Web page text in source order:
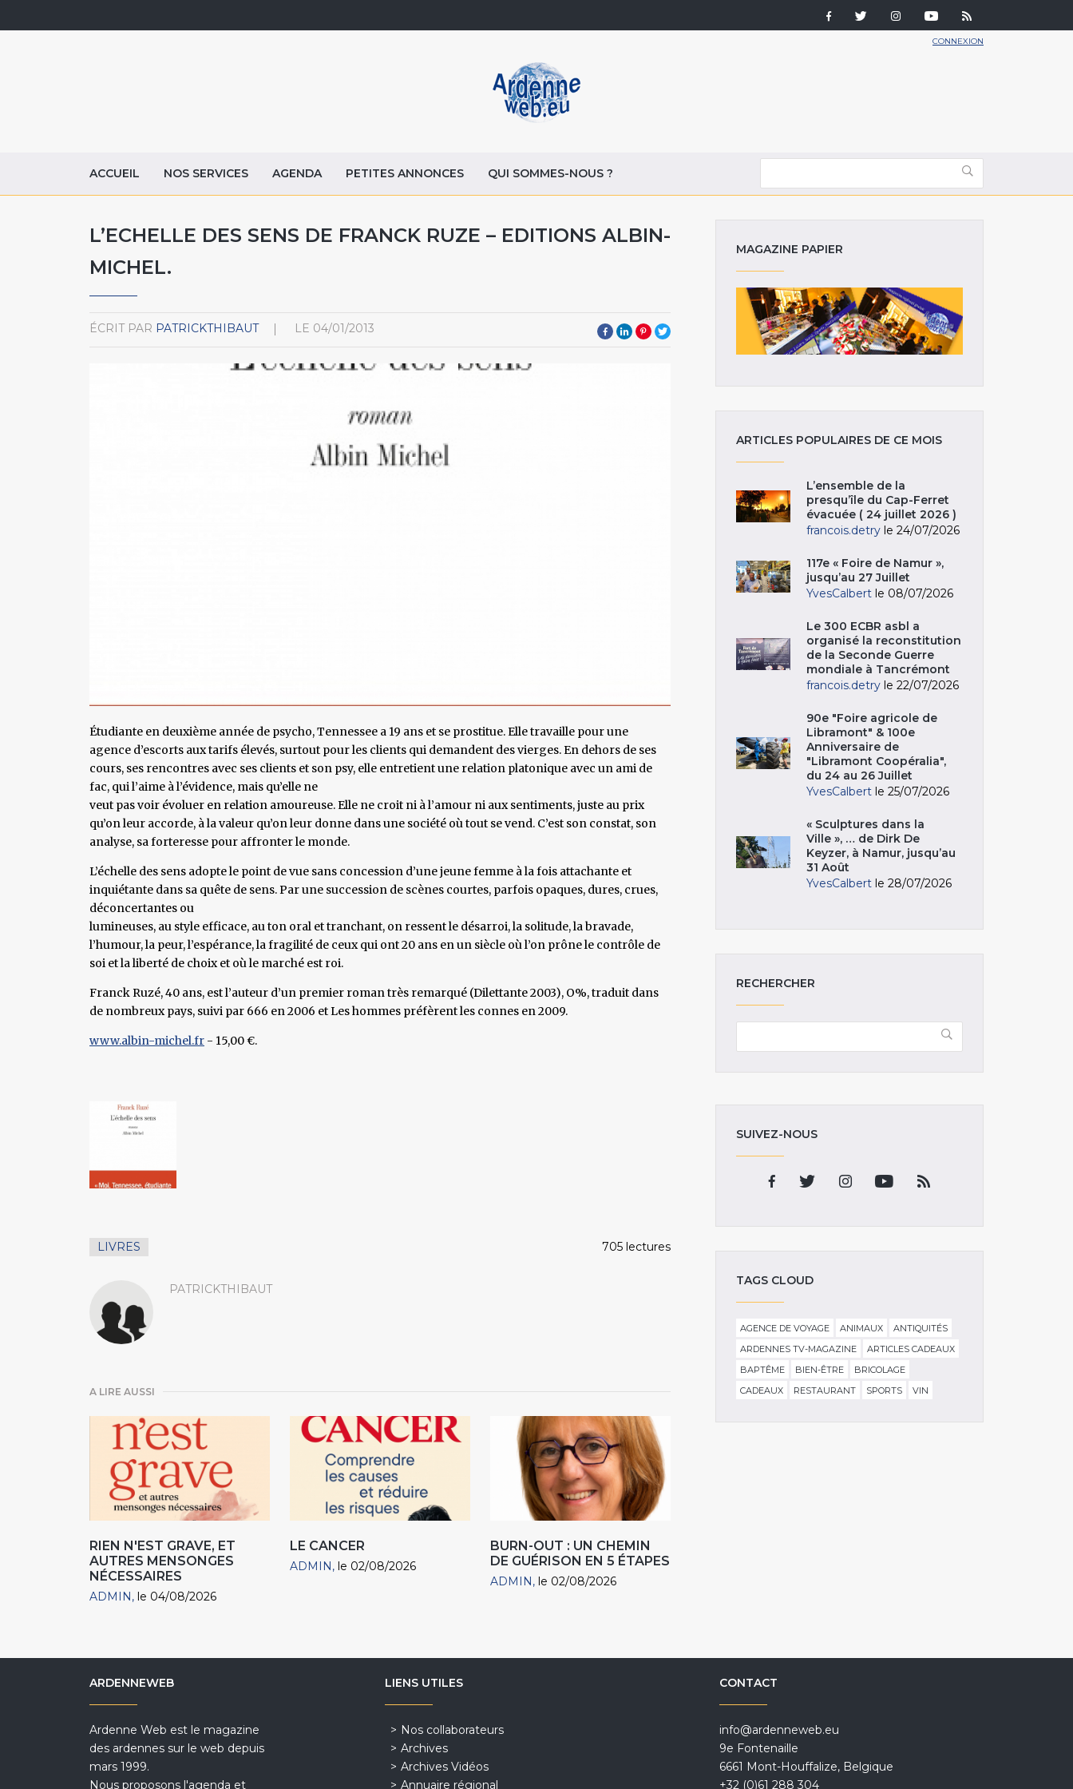
CONNEXION
ACCUEIL NOS SERVICES AGENDA PETITES ANNONCES QUI SOMMES-NOUS ?
L’ECHELLE DES SENS DE FRANCK RUZE – EDITIONS ALBIN-
MICHEL.
ÉCRIT PAR PATRICKTHIBAUT LE 04/01/2013
Étudiante en deuxième année de psycho, Tennessee a 19 ans et se prostitue. Elle travaille pour une
agence d’escorts aux tarifs élevés, surtout pour les clients qui demandent des vierges. En dehors de ses
cours, ses rencontres avec ses clients et son psy, elle entretient une relation platonique avec un ami de
fac, qui l’aime à l’évidence, mais qu’elle ne
veut pas voir évoluer en relation amoureuse. Elle ne croit ni à l’amour ni aux sentiments, juste au prix
qu’on leur accorde, à la valeur qu’on leur donne dans une société où tout se vend. C’est son constat, son
analyse, sa forteresse pour affronter le monde.
L’échelle des sens adopte le point de vue sans concession d’une jeune femme à la fois attachante et
inquiétante dans sa quête de sens. Par une succession de scènes courtes, parfois opaques, dures, crues,
déconcertantes ou
lumineuses, au style efficace, au ton oral et tranchant, on ressent le désarroi, la solitude, la bravade,
l’humour, la peur, l’espérance, la fragilité de ceux qui ont 20 ans en un siècle où l’on prône le contrôle de
soi et la liberté de choix et où le marché est roi.
Franck Ruzé, 40 ans, est l’auteur d’un premier roman très remarqué (Dilettante 2003), O%, traduit dans
de nombreux pays, suivi par 666 en 2006 et Les hommes préfèrent les connes en 2009.
www.albin-michel.fr - 15,00 €.
LIVRES 705 lectures
PATRICKTHIBAUT
A LIRE AUSSI
RIEN N'EST GRAVE, ET
AUTRES MENSONGES
NÉCESSAIRES
ADMIN le 04/08/2026
LE CANCER
ADMIN le 02/08/2026
BURN-OUT : UN CHEMIN
DE GUÉRISON EN 5 ÉTAPES
ADMIN le 02/08/2026
MAGAZINE PAPIER
ARTICLES POPULAIRES DE CE MOIS
L’ensemble de la
presqu’île du Cap-Ferret
évacuée ( 24 juillet 2026 )
francois.detry le 24/07/2026
117e « Foire de Namur »,
jusqu’au 27 Juillet
YvesCalbert le 08/07/2026
Le 300 ECBR asbl a
organisé la reconstitution
de la Seconde Guerre
mondiale à Tancrémont
francois.detry le 22/07/2026
90e "Foire agricole de
Libramont" & 100e
Anniversaire de
"Libramont Coopéralia",
du 24 au 26 Juillet
YvesCalbert le 25/07/2026
« Sculptures dans la
Ville », … de Dirk De
Keyzer, à Namur, jusqu’au
31 Août
YvesCalbert le 28/07/2026
RECHERCHER
SUIVEZ-NOUS
TAGS CLOUD
AGENCE DE VOYAGE ANIMAUX
ANTIQUITÉS
ARDENNES TV-MAGAZINE
ARTICLES CADEAUX
BAPTÊME
BIEN-ÊTRE
BRICOLAGE
CADEAUX
RESTAURANT SPORTS VIN
ARDENNEWEB
Ardenne Web est le magazine
des ardennes sur le web depuis
mars 1999.
Nous proposons l'agenda et
LIENS UTILES
Nos collaborateurs
Archives
Archives Vidéos
Annuaire régional
CONTACT
info@ardenneweb.eu
9e Fontenaille
6661 Mont-Houffalize, Belgique
+32 (0)61 288 304